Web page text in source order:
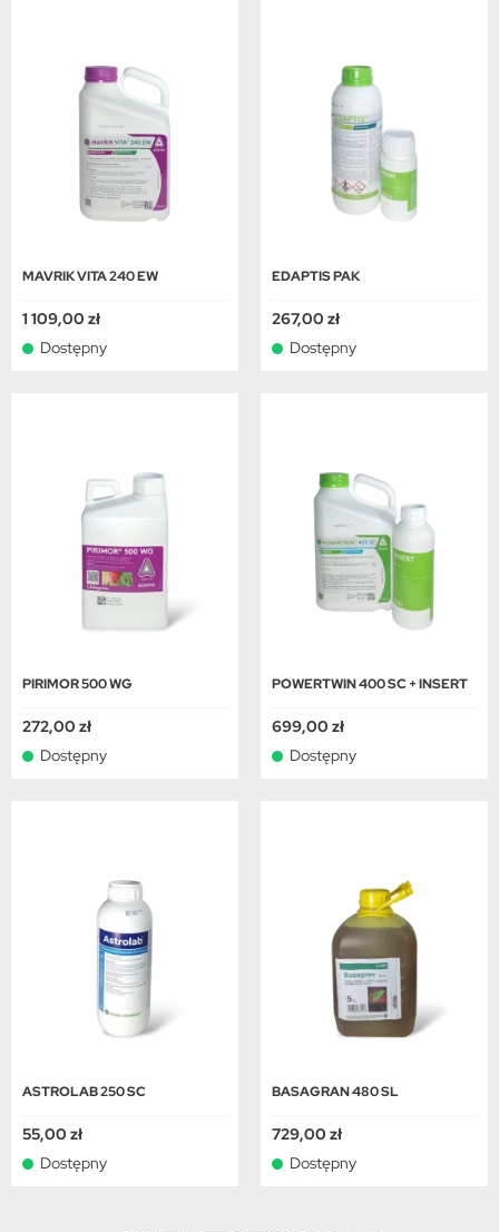
MAVRIK VITA 240 EW
1 109,00 zł
Dostępny
EDAPTIS PAK
267,00 zł
Dostępny
PIRIMOR 500 WG
272,00 zł
Dostępny
POWERTWIN 400 SC + INSERT
699,00 zł
Dostępny
ASTROLAB 250 SC
55,00 zł
Dostępny
BASAGRAN 480 SL
729,00 zł
Dostępny